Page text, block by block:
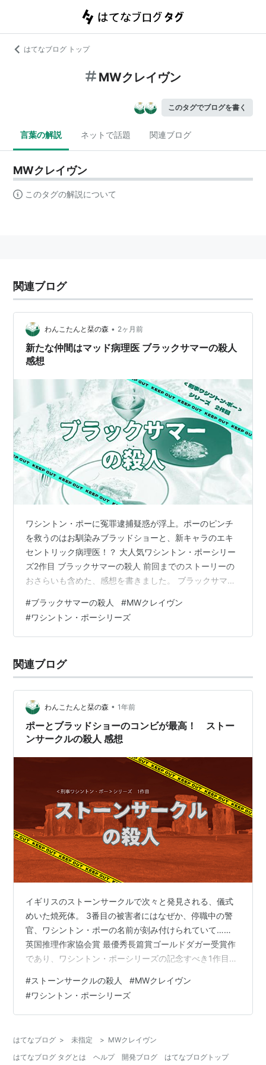
はてなブログ トップ
MWクレイヴン
このタグでブログを書く
言葉の解説 ネットで話題 関連ブログ
MWクレイヴン
このタグの解説について
関連ブログ
わんこたんと栞の森 • 2ヶ月前
新たな仲間はマッド病理医 ブラックサマーの殺人
感想
ワシントン・ポーに冤罪逮捕疑惑が浮上。ポーのピンチ
を救うのはお馴染みブラッドショーと、新キャラのエキ
セントリック病理医！？ 大人気ワシントン・ポーシリー
ズ2作目 ブラックサマーの殺人 前回までのストーリーの
おさらいも含めた、感想を書きました。 ブラックサマー
市場で見る Amazonで見る ブラックサマーの殺人あらす
じ 著者 Ｍ Ｗ クレイヴン氏について ブラックサマーの殺
人 感想 マッドな病理医 エステル・ドイル 登場 ティリー
ぷりに爆笑 血液にまつわる謎？？ おすすめ作品、他にも
い…
#ブラックサマーの殺人 #MWクレイヴン
#ワシントン・ポーシリーズ
関連ブログ
わんこたんと栞の森 • 1年前
ポーとブラッドショーのコンビが最高！ ストー
ンサークルの殺人 感想
イギリスのストーンサークルで次々と発見される、儀式
めいた焼死体。 3番目の被害者にはなぜか、停職中の警
官、ワシントン・ポーの名前が刻み付けられていて……
英国推理作家協会賞 最優秀長篇賞ゴールドダガー受賞作
であり、ワシントン・ポーシリーズの記念すべき1作目！
サークルの殺人 (ハヤカワ・ミステリ文庫) 楽天市場で見
る Amazonで見る ストーンサークルの殺人 あらすじ 著
者 Ｍ Ｗ クレイヴン氏について ストーンサークルの殺人
ミステリーとしては、ちょっと不満 ストーンサークルの
殺人 の…
#ストーンサークルの殺人 #MWクレイヴン
#ワシントン・ポーシリーズ
はてなブログ > 未指定 > MWクレイヴン
はてなブログ タグとは
ヘルプ 開発ブログ はてなブログトップ